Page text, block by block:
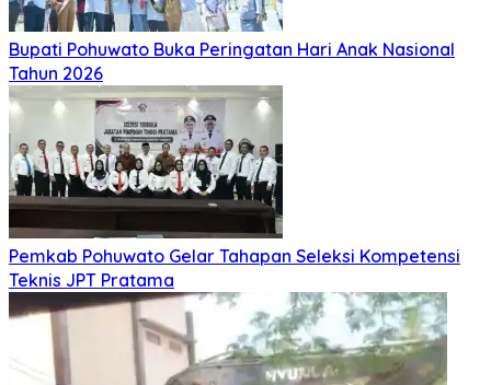
Bupati Pohuwato Buka Peringatan Hari Anak Nasional
Tahun 2026
Pemkab Pohuwato Gelar Tahapan Seleksi Kompetensi
Teknis JPT Pratama